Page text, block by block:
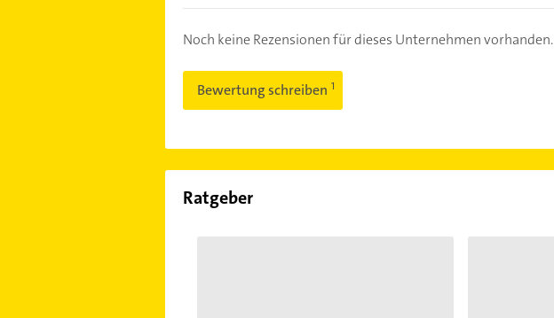
Noch keine Rezensionen für dieses Unternehmen vorhanden.
Bewertung schreiben
Ratgeber